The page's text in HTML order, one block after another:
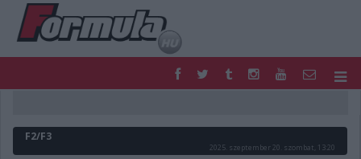
FORMULA
MOTOR
HAZAI
F2/F3
2025. szeptember 20. szombat, 13:20